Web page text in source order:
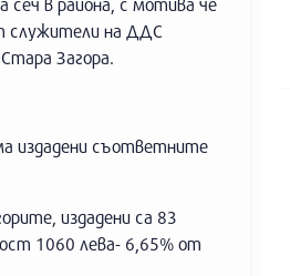
служители на ДДС
Загора.
издадени съответните
издадени са 83
1060 лева- 6,65% от